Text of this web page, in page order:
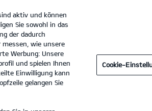
GmbH
Tel. :0551 - 5031170
Preisliste herunterladen
aktiv und können
Sie sowohl in das
der dadurch
messen, wie unsere
Werbung: Unsere
und spielen Ihnen
Einwilligung kann
gelangen Sie
Cookie-